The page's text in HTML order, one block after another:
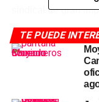
sindical de gran
ubicada en el
La huelga,
,
TE PUEDE